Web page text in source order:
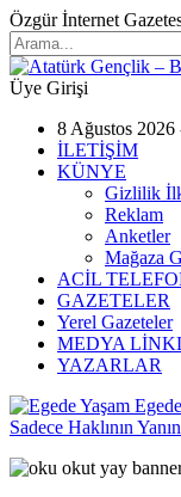
Özgür İnternet
Üye Girişi
8 Ağustos 2026
İLETİŞİM
KÜNYE
Gizlilik
Reklam
Anketler
Mağaza
ACİL
GAZETELER
Yerel Gazeteler
MEDYA
YAZARLAR
Sadece Haklının